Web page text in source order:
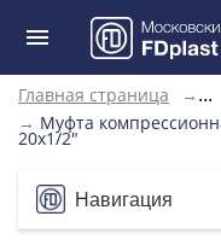
Главная страница → ...
→ Муфта
20x1/2"
Навигация